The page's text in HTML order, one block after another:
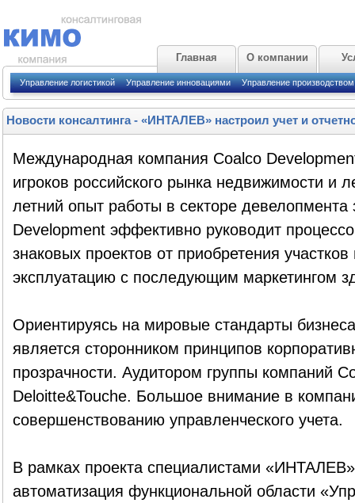
Главная О компании
Управление логистикой Управление инновациями Управление производством
Новости консалтинга- «ИНТАЛЕВ» настроил учет и
Международная компания Coalco
игроков российского рынка недвижимости и
летний опыт работы в секторе
Development эффективно руководит
знаковых проектов от приобретения
эксплуатацию с последующим маркетингом
Ориентируясь на мировые стандарты
является сторонником принципов
прозрачности. Аудитором группы компаний
Deloitte&Touche. Большое внимание в
совершенствованию управленческого учета.
В рамках проекта специалистами
автоматизация функциональной области